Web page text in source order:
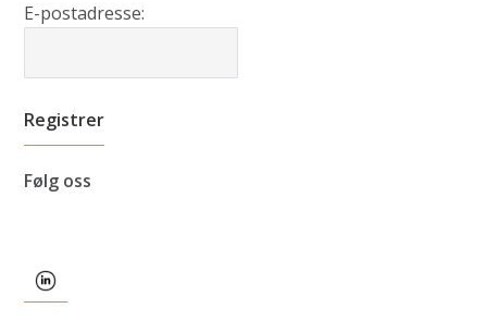
E-postadresse:
Følg oss